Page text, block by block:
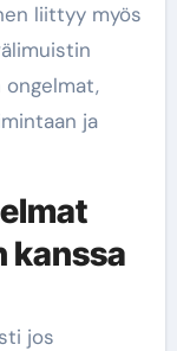
liittyy myös
ja
kanssa
jos